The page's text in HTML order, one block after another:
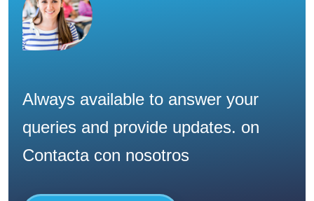
Always available to answer your
queries and provide updates. on
Contacta con nosotros